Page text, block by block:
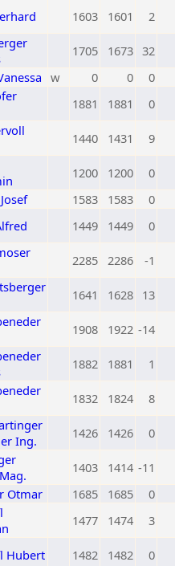
1603 1601 2
1705 1673 32
w 0 0 0
1881 1881 0
1440 1431 9
1200 1200 0
1583 1583 0
1449 1449 0
2285 2286 -1
1641 1628 13
1908 1922 -14
1882 1881 1
1832 1824 8
Ing.
1426 1426 0
1403 1414 -11
Otmar 1685 1685 0
1477 1474 3
Hubert 1482 1482 0